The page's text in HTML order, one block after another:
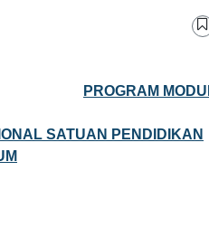
PROGRAM
SATUAN PENDIDIKAN